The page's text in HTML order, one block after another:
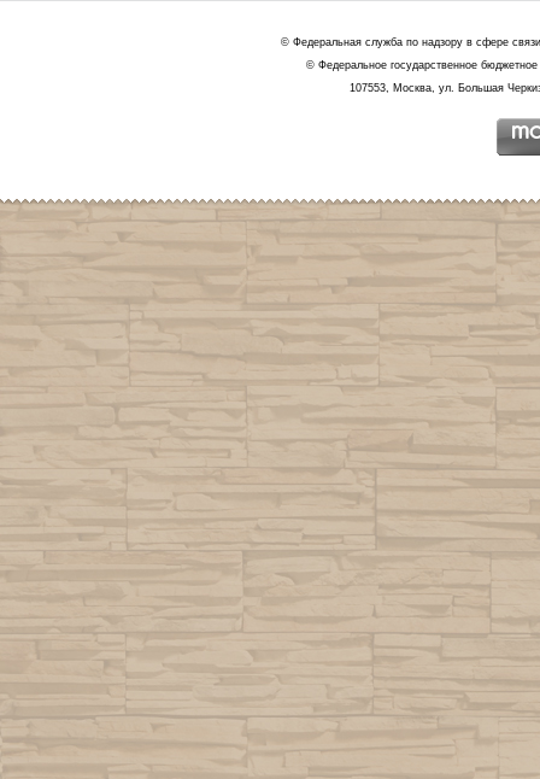
© Федеральная служба по надзору в сфере
© Федеральное государственное
107553, Москва, ул. Большая